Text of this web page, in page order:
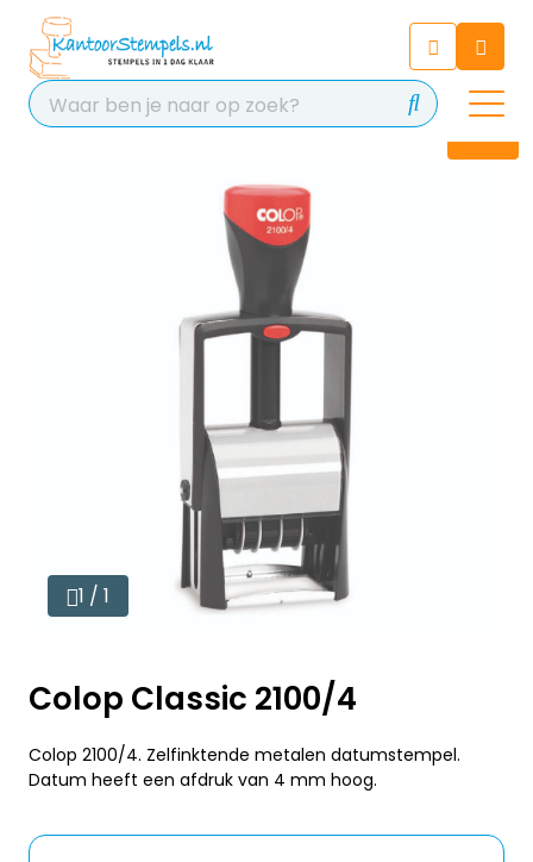
Chat 24/7 met onze chatbot
voor hulp
Contact
1 / 1
Colop Classic 2100/4
Colop 2100/4. Zelfinktende metalen datumstempel.
Datum heeft een afdruk van 4 mm hoog.